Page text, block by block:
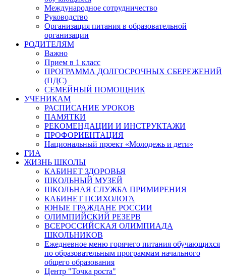
Международное сотрудничество
Руководство
Организация питания в образовательной
организации
РОДИТЕЛЯМ
Важно
Прием в 1 класс
ПРОГРАММА ДОЛГОСРОЧНЫХ СБЕРЕЖЕНИЙ
(ПДС)
СЕМЕЙНЫЙ ПОМОЩНИК
УЧЕНИКАМ
РАСПИСАНИЕ УРОКОВ
ПАМЯТКИ
РЕКОМЕНДАЦИИ И ИНСТРУКТАЖИ
ПРОФОРИЕНТАЦИЯ
Национальный проект «Молодежь и дети»
ГИА
ЖИЗНЬ ШКОЛЫ
КАБИНЕТ ЗДОРОВЬЯ
ШКОЛЬНЫЙ МУЗЕЙ
ШКОЛЬНАЯ СЛУЖБА ПРИМИРЕНИЯ
КАБИНЕТ ПСИХОЛОГА
ЮНЫЕ ГРАЖДАНЕ РОССИИ
ОЛИМПИЙСКИЙ РЕЗЕРВ
ВСЕРОССИЙСКАЯ ОЛИМПИАДА
ШКОЛЬНИКОВ
Ежедневное меню горячего питания обучающихся
по образовательным программам начального
общего образования
Центр "Точка роста"